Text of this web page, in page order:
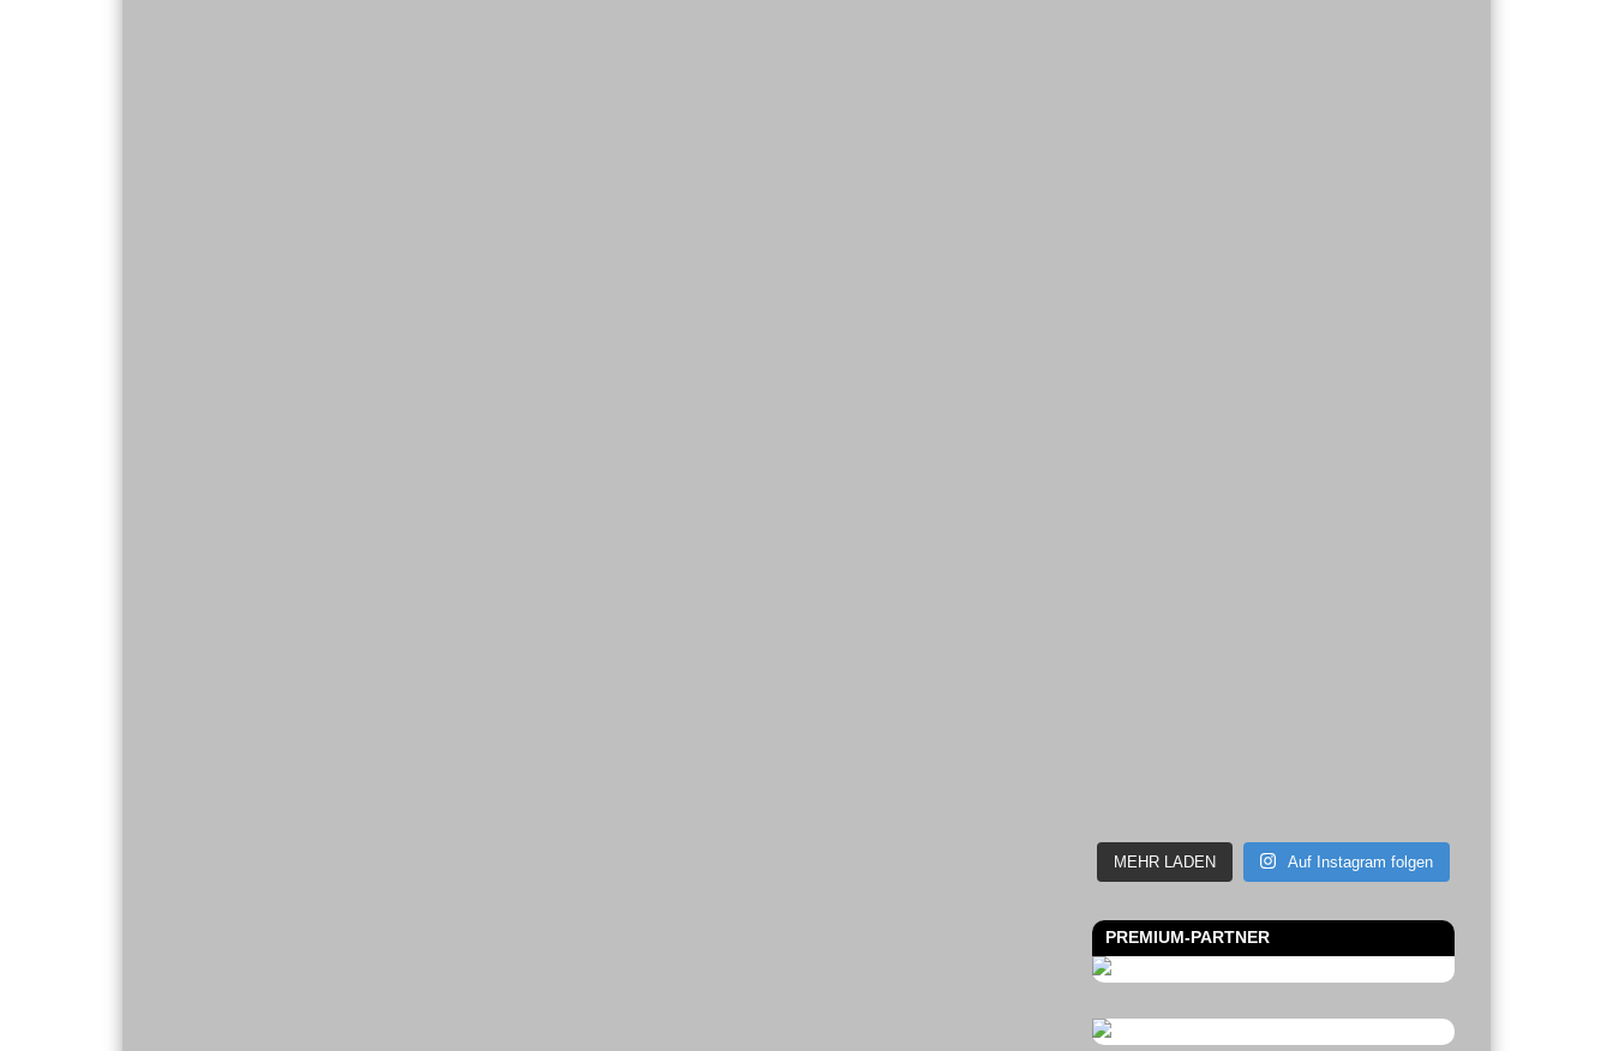
MEHR LADEN Auf Instagram folgen
PREMIUM-PARTNER